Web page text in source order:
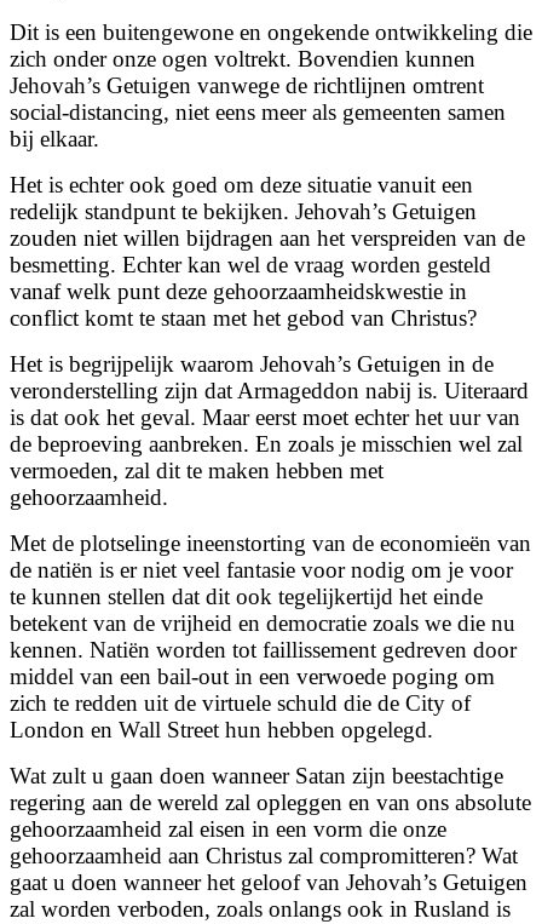
Dit is een buitengewone en ongekende ontwikkeling die
zich onder onze ogen voltrekt. Bovendien kunnen
Jehovah’s Getuigen vanwege de richtlijnen omtrent
social-distancing, niet eens meer als gemeenten samen
bij elkaar.
Het is echter ook goed om deze situatie vanuit een
redelijk standpunt te bekijken. Jehovah’s Getuigen
zouden niet willen bijdragen aan het verspreiden van de
besmetting. Echter kan wel de vraag worden gesteld
vanaf welk punt deze gehoorzaamheidskwestie in
conflict komt te staan met het gebod van Christus?
Het is begrijpelijk waarom Jehovah’s Getuigen in de
veronderstelling zijn dat Armageddon nabij is. Uiteraard
is dat ook het geval. Maar eerst moet echter het uur van
de beproeving aanbreken. En zoals je misschien wel zal
vermoeden, zal dit te maken hebben met
gehoorzaamheid.
Met de plotselinge ineenstorting van de economieën van
de natiën is er niet veel fantasie voor nodig om je voor
te kunnen stellen dat dit ook tegelijkertijd het einde
betekent van de vrijheid en democratie zoals we die nu
kennen. Natiën worden tot faillissement gedreven door
middel van een bail-out in een verwoede poging om
zich te redden uit de virtuele schuld die de City of
London en Wall Street hun hebben opgelegd.
Wat zult u gaan doen wanneer Satan zijn beestachtige
regering aan de wereld zal opleggen en van ons absolute
gehoorzaamheid zal eisen in een vorm die onze
gehoorzaamheid aan Christus zal compromitteren? Wat
gaat u doen wanneer het geloof van Jehovah’s Getuigen
zal worden verboden, zoals onlangs ook in Rusland is